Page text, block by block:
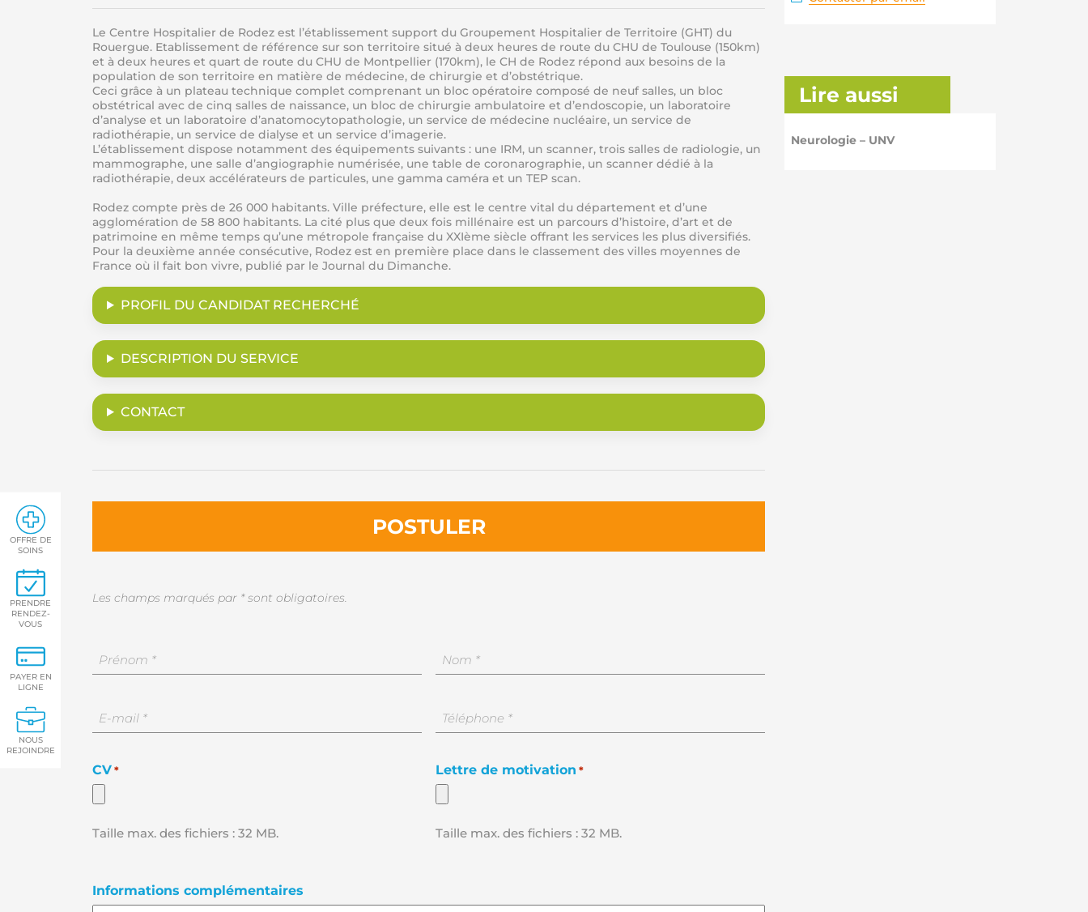
OFFRE DE
SOINS
PRENDRE
RENDEZ-
VOUS
PAYER EN
LIGNE
NOUS
REJOINDRE
Le Centre Hospitalier de Rodez est l’établissement support du Groupement Hospitalier de Territoire (GHT) du
Rouergue. Etablissement de référence sur son territoire situé à deux heures de route du CHU de Toulouse (150km)
et à deux heures et quart de route du CHU de Montpellier (170km), le CH de Rodez répond aux besoins de la
population de son territoire en matière de médecine, de chirurgie et d’obstétrique.
Ceci grâce à un plateau technique complet comprenant un bloc opératoire composé de neuf salles, un bloc
obstétrical avec de cinq salles de naissance, un bloc de chirurgie ambulatoire et d’endoscopie, un laboratoire
d’analyse et un laboratoire d’anatomocytopathologie, un service de médecine nucléaire, un service de
radiothérapie, un service de dialyse et un service d’imagerie.
L’établissement dispose notamment des équipements suivants : une IRM, un scanner, trois salles de radiologie, un
mammographe, une salle d’angiographie numérisée, une table de coronarographie, un scanner dédié à la
radiothérapie, deux accélérateurs de particules, une gamma caméra et un TEP scan.
Rodez compte près de 26 000 habitants. Ville préfecture, elle est le centre vital du département et d’une
agglomération de 58 800 habitants. La cité plus que deux fois millénaire est un parcours d’histoire, d’art et de
patrimoine en même temps qu’une métropole française du XXIème siècle offrant les services les plus diversifiés.
Pour la deuxième année consécutive, Rodez est en première place dans le classement des villes moyennes de
France où il fait bon vivre, publié par le Journal du Dimanche.
PROFIL DU CANDIDAT RECHERCHÉ
DESCRIPTION DU SERVICE
CONTACT
POSTULER
Les champs marqués par * sont obligatoires.
Vos
coordonnées
Votre
adresse
*
Votre
téléphone
CV *
Taille max. des fichiers : 32 MB.
Lettre de motivation *
Taille max. des fichiers : 32 MB.
Informations complémentaires
Lire aussi
Neurologie – UNV